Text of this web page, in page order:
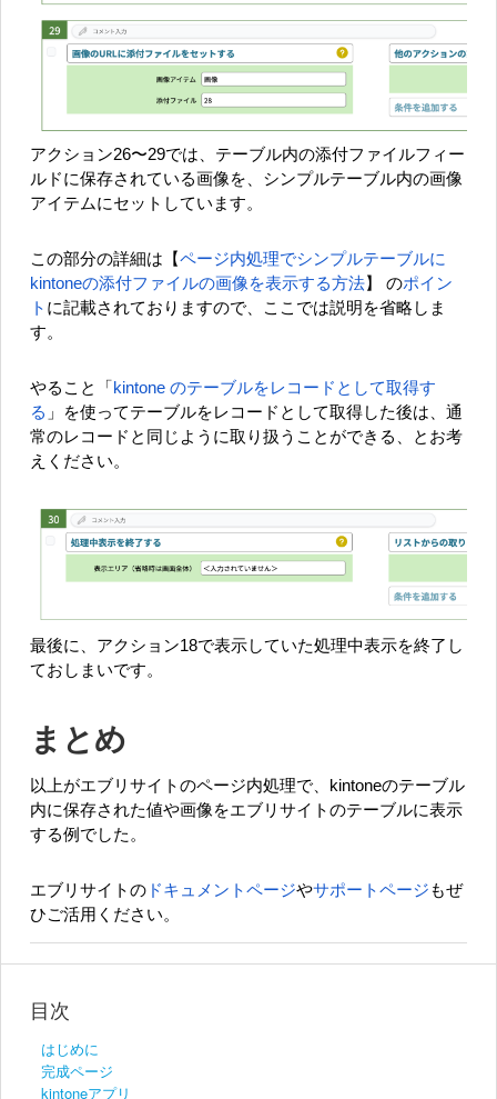
アクション26〜29では、テーブル内の添付ファイルフィー
ルドに保存されている画像を、シンプルテーブル内の画像
アイテムにセットしています。
この部分の詳細は【ページ内処理でシンプルテーブルに
kintoneの添付ファイルの画像を表示する方法】 のポイン
ト に記載されておりますので、ここでは説明を省略しま
す。
やること「 kintone のテーブルをレコードとして取得す
る 」を使ってテーブルをレコードとして取得した後は、通
常のレコードと同じように取り扱うことができる、とお考
えください。
最後に、アクション18で表示していた処理中表示を終了し
ておしまいです。
まとめ
以上がエブリサイトのページ内処理で、kintoneのテーブル
内に保存された値や画像をエブリサイトのテーブルに表示
する例でした。
エブリサイトの ドキュメントページやサポートページもぜ
ひご活用ください。
目次
はじめに
完成ページ
kintoneアプリ